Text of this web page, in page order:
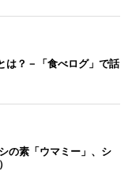
は？－「食べログ」で話
の素「ウマミー」、シ